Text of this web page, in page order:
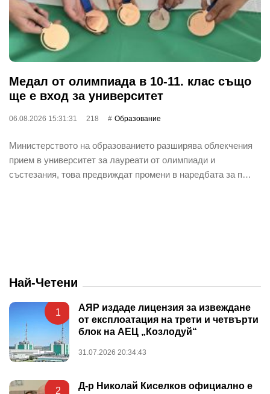
Медал от олимпиада в 10-11. клас също
ще е вход за университет
06.08.2026 15:31:31 218 Oбразование
Министерството на образованието разширява облекчения
прием в университет за лауреати от олимпиади и
състезания, това предвиждат промени в наредбата за п…
Най-Четени
1
АЯР издаде лицензия за извеждане
от експлоатация на трети и четвърти
блок на АЕЦ „Козлодуй“
31.07.2026 20:34:43
2
Д-р Николай Киселков официално е